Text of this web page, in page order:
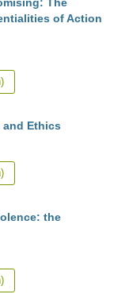
of Action
and Ethics
the